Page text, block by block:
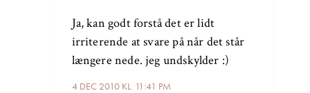
4 DEC 2010 KL. 11:41 PM
Ja, kan godt forstå det er lidt
irriterende at svare på når det står
længere nede. jeg undskylder :)